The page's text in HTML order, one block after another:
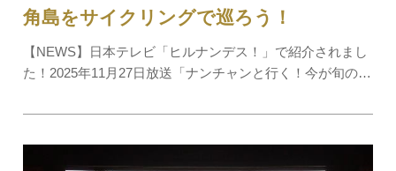
角島をサイクリングで巡ろう！
【NEWS】日本テレビ「ヒルナンデス！」で紹介されまし
た！2025年11月27日放送「ナンチャンと行く！今が旬の山
う風景や狭い路地など自転車ならではの角島を感じること